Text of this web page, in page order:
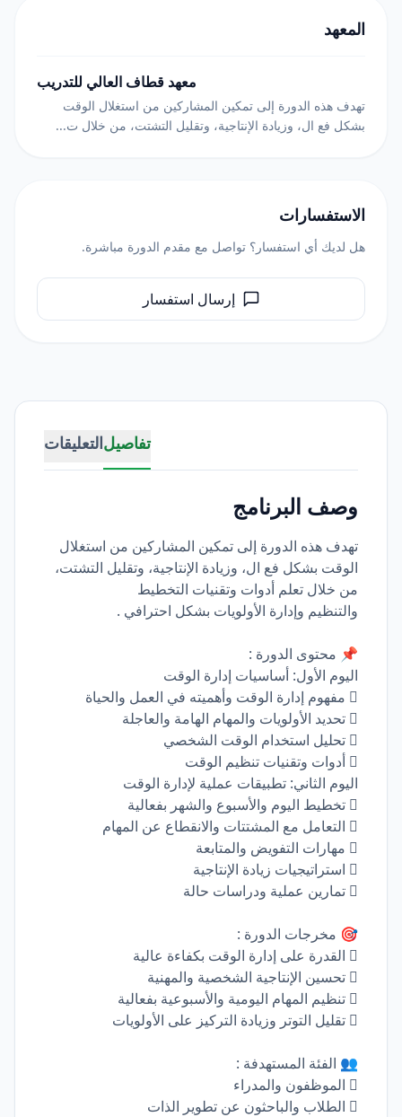
تفاصيلالتعليقات
وصف البرنامج
تهدف هذه الدورة إلى تمكين المشاركين من استغلال
الوقت بشكل فع ال، وزيادة الإنتاجية، وتقليل التشتت،
من خلال تعلم أدوات وتقنيات التخطيط
والتنظيم وإدارة الأولويات بشكل احترافي .
📌 محتوى الدورة :
اليوم الأول: أساسيات إدارة الوقت
 مفهوم إدارة الوقت وأهميته في العمل والحياة
 تحديد الأولويات والمهام الهامة والعاجلة
 تحليل استخدام الوقت الشخصي
 أدوات وتقنيات تنظيم الوقت
اليوم الثاني: تطبيقات عملية لإدارة الوقت
 تخطيط اليوم والأسبوع والشهر بفعالية
 التعامل مع المشتتات والانقطاع عن المهام
 مهارات التفويض والمتابعة
 استراتيجيات زيادة الإنتاجية
 تمارين عملية ودراسات حالة
🎯 مخرجات الدورة :
 القدرة على إدارة الوقت بكفاءة عالية
 تحسين الإنتاجية الشخصية والمهنية
 تنظيم المهام اليومية والأسبوعية بفعالية
 تقليل التوتر وزيادة التركيز على الأولويات
👥 الفئة المستهدفة :
 الموظفون والمدراء
 الطلاب والباحثون عن تطوير الذات
المعهد
معهد قطاف العالي للتدريب
تهدف هذه الدورة إلى تمكين المشاركين من استغلال الوقت
بشكل فع ال، وزيادة الإنتاجية، وتقليل التشتت، من خلال ت...
الاستفسارات
هل لديك أي استفسار؟ تواصل مع مقدم الدورة مباشرة.
إرسال استفسار